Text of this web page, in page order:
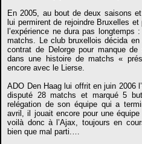
En 2005, au bout de deux saisons
lui permirent de rejoindre Bruxelles
l’expérience ne dura pas
matchs. Le club bruxellois décida
contrat de Delorge pour manque
dans une histoire de matchs «
encore avec le Lierse.
ADO Den Haag lui offrit en juin 2006
disputé 28 matchs et marqué 5
relégation de son équipe qui a
avril, il jouait encore pour une
voilà donc à l’Ajax, toujours en
bien que mal parti.…